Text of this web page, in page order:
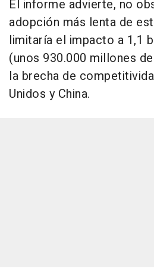
El informe advierte, no
adopción más lenta de
limitaría el impacto a 1,1
(unos 930.000 millones
la brecha de
Unidos y China.